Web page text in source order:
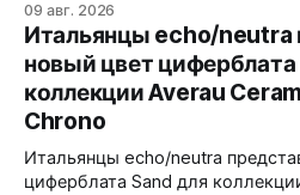
с Andrew Morgan. Прыгающий час реализован на модуле
JJ01 (разработка Christopher
Циферблат собран из трех
люминесцентным часовым
09 авг. 2026
Итальянцы echo/neutra
новый цвет циферблата
коллекции Averau
Chrono
Итальянцы echo/neutra
циферблата Sand для